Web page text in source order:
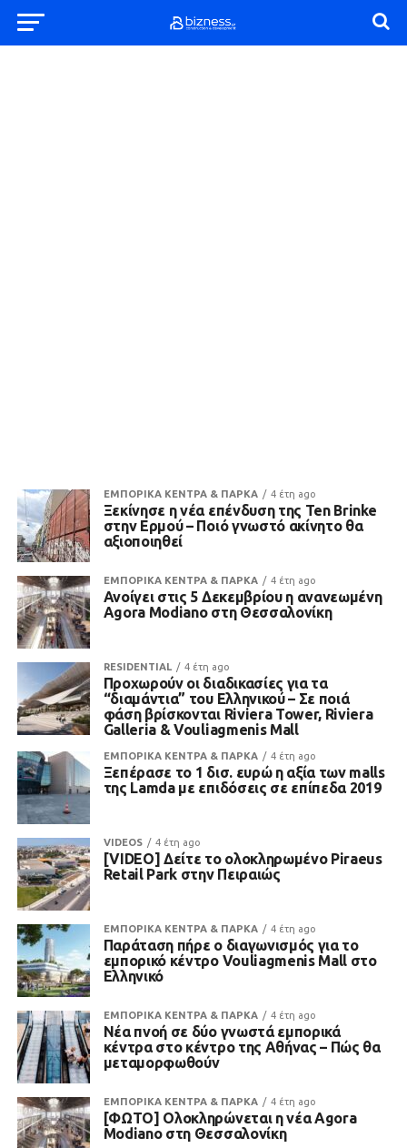
ΕΜΠΟΡΙΚΑ ΚΕΝΤΡΑ & ΠΑΡΚΑ 4 έτη ago
Ξεκίνησε η νέα επένδυση της Ten Brinke
στην Ερμού – Ποιό γνωστό ακίνητο θα
αξιοποιηθεί
ΕΜΠΟΡΙΚΑ ΚΕΝΤΡΑ & ΠΑΡΚΑ 4 έτη ago
Ανοίγει στις 5 Δεκεμβρίου η ανανεωμένη
Agora Modiano στη Θεσσαλονίκη
RESIDENTIAL 4 έτη ago
Προχωρούν οι διαδικασίες για τα
“διαμάντια” του Ελληνικού – Σε ποιά
φάση βρίσκονται Riviera Tower, Riviera
Galleria & Vouliagmenis Mall
ΕΜΠΟΡΙΚΑ ΚΕΝΤΡΑ & ΠΑΡΚΑ 4 έτη ago
Ξεπέρασε το 1 δισ. ευρώ η αξία των malls
της Lamda με επιδόσεις σε επίπεδα 2019
VIDEOS 4 έτη ago
[VIDEO] Δείτε το ολοκληρωμένο Piraeus
Retail Park στην Πειραιώς
ΕΜΠΟΡΙΚΑ ΚΕΝΤΡΑ & ΠΑΡΚΑ 4 έτη ago
Παράταση πήρε ο διαγωνισμός για το
εμπορικό κέντρο Vouliagmenis Mall στο
Ελληνικό
ΕΜΠΟΡΙΚΑ ΚΕΝΤΡΑ & ΠΑΡΚΑ 4 έτη ago
Νέα πνοή σε δύο γνωστά εμπορικά
κέντρα στο κέντρο της Αθήνας – Πώς θα
μεταμορφωθούν
ΕΜΠΟΡΙΚΑ ΚΕΝΤΡΑ & ΠΑΡΚΑ 4 έτη ago
[ΦΩΤΟ] Ολοκληρώνεται η νέα Agora
Modiano στη Θεσσαλονίκη